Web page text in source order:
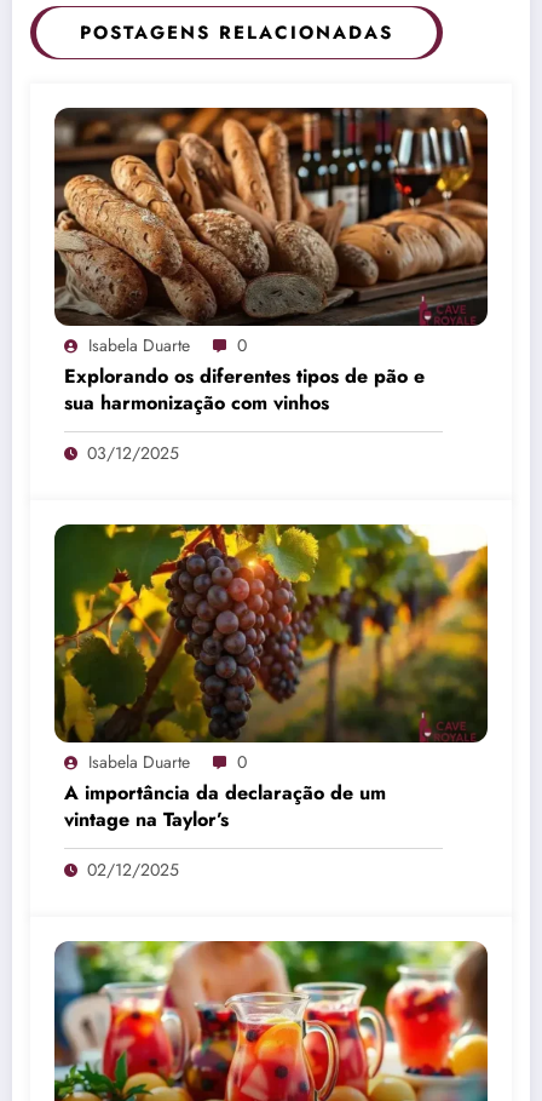
POSTAGENS RELACIONADAS
Isabela Duarte 0
Explorando os diferentes tipos de pão e
sua harmonização com vinhos
03/12/2025
Isabela Duarte 0
A importância da declaração de um
vintage na Taylor’s
02/12/2025